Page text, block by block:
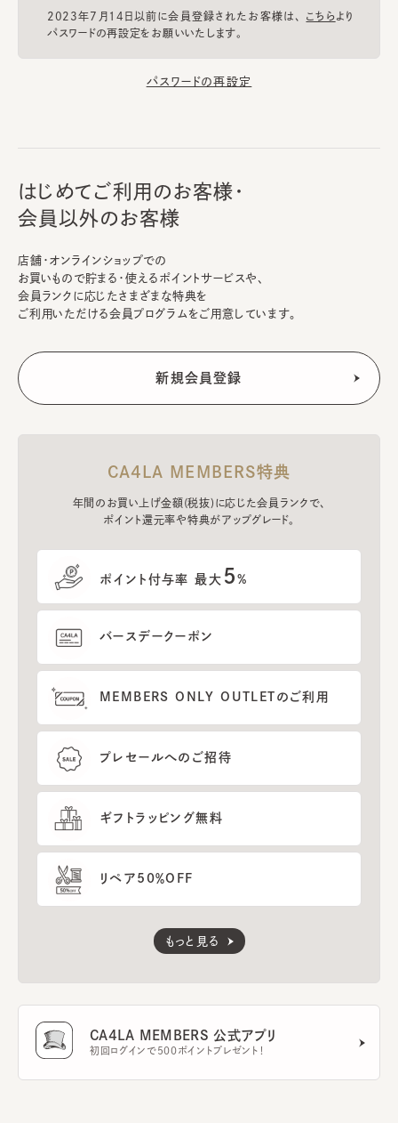
2023年7月14日以前に会員登録されたお客様は、 こちらより
パスワードの再設定をお願いいたします。
パスワードの再設定
はじめてご利用のお客様・
会員以外のお客様
店舗・オンラインショップでの
お買いもので貯まる・使えるポイントサービスや、
会員ランクに応じたさまざまな特典を
ご利用いただける会員プログラムをご用意しています。
CA4LA MEMBERS特典
年間のお買い上げ金額(税抜)に応じた会員ランクで、
ポイント還元率や特典がアップグレード。
ポイント付与率 最大 5%
バースデークーポン
MEMBERS ONLY OUTLETのご利用
プレセールへのご招待
ギフトラッピング無料
リペア50％OFF
もっと見る
CA4LA MEMBERS 公式アプリ
初回ログインで500ポイントプレゼント！